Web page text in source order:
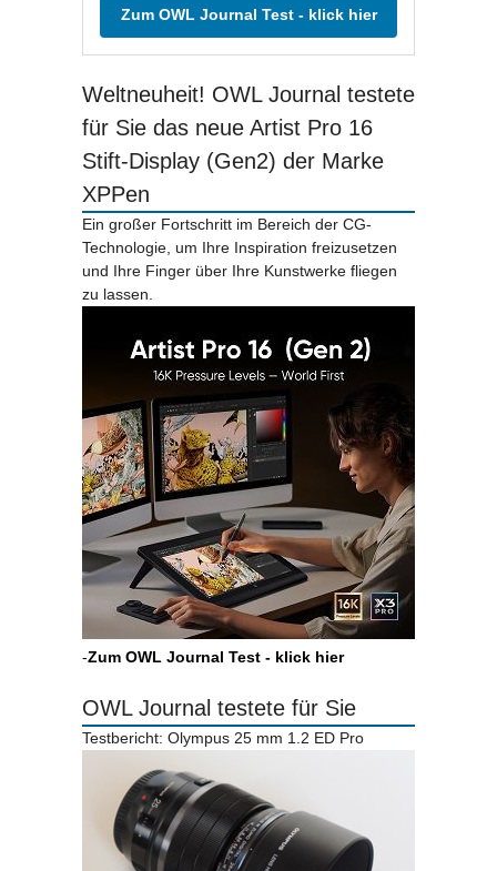
Zum OWL Journal Test - klick hier
Weltneuheit! OWL Journal testete
für Sie das neue Artist Pro 16
Stift-Display (Gen2) der Marke
XPPen
Ein großer Fortschritt im Bereich der CG-
Technologie, um Ihre Inspiration freizusetzen
und Ihre Finger über Ihre Kunstwerke fliegen
zu lassen.
-Zum OWL Journal Test - klick hier
OWL Journal testete für Sie
Testbericht: Olympus 25 mm 1.2 ED Pro